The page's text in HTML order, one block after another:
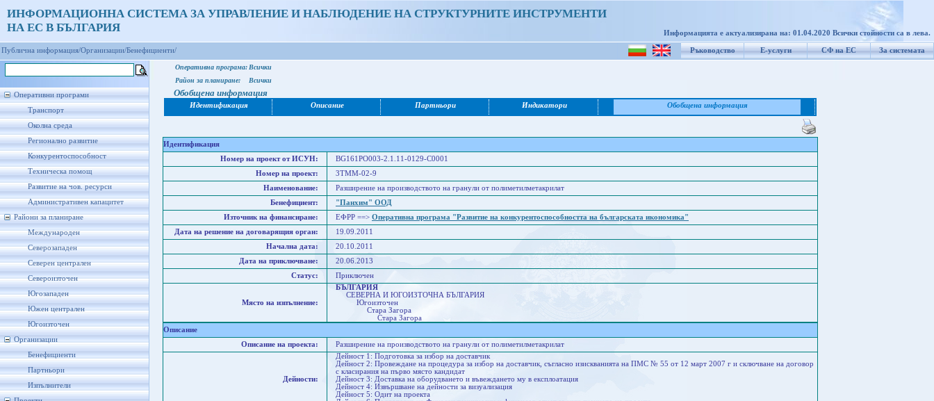
ИНФОРМАЦИОННА СИСТЕМА ЗА УПРАВЛЕНИЕ И НАБЛЮДЕНИЕ НА СТРУКТУРНИТЕ ИНСТРУМЕНТИ
НА ЕС В БЪЛГАРИЯ
Информацията е актуализирана на: 01.04.2020 Всички стойности са в лева.
Ръководство Е-услуги СФ на ЕС За системата
Публична информация/Организации/Бенефициенти/
Оперативни програми
Транспорт
Околна среда
Регионално развитие
Конкурентоспособност
Техническа помощ
Развитие на чов. ресурси
Административен капацитет
Райони за планиране
Международен
Северозападен
Северен централен
Североизточен
Югозападен
Южен централен
Югоизточен
Организации
Бенефициенти
Партньори
Изпълнители
Оперативна програма: Всички
Район за планиране:
Всички
Обобщена информация
Идентификация Описание Партньори Индикатори Обобщена информация
Идентификация
Номер на проект от ИСУН:
BG161PO003-2.1.11-0129-C0001
Номер на проект:
3ТММ-02-9
Наименование:
Разширение на производството на гранули от полиметилметакрилат
Бенефициент:
"Панхим" ООД
Източник на финансиране:
ЕФРР ==> Оперативна програма "Развитие на конкурентоспособността на българската икономика"
Дата на решение на договарящия орган:
19.09.2011
Начална дата:
20.10.2011
Дата на приключване:
20.06.2013
Статус:
Приключен
Място на изпълнение:
БЪЛГАРИЯ
СЕВЕРНА И ЮГОИЗТОЧНА БЪЛГАРИЯ
Югоизточен
Стара Загора
Стара Загора
Описание
Описание на проекта:
Разширение на производството на гранули от полиметилметакрилат
Дейности:
Дейност 1: Подготовка за избор на доставчик
Дейност 2: Провеждане на процедура за избор на доставчик, съгласно изискванията на ПМС № 55 от 12 март 2007 г и сключване на договор
с класирания на първо място кандидат
Дейност 3: Доставка на оборудването и въвеждането му в експлоатация
Дейност 4: Извършване на дейности за визуализация
Дейност 5: Одит на проекта